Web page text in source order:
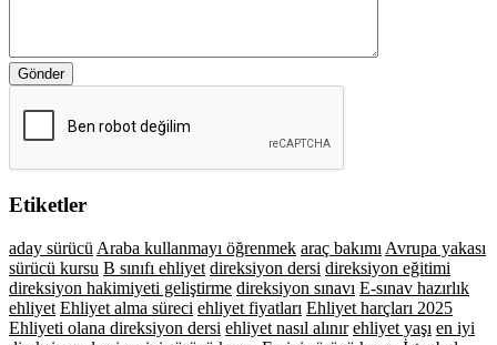
Gönder
Etiketler
aday sürücü Araba kullanmayı öğrenmek araç bakımı Avrupa yakası
sürücü kursu B sınıfı ehliyet direksiyon dersi direksiyon eğitimi
direksiyon hakimiyeti geliştirme direksiyon sınavı E-sınav hazırlık
ehliyet Ehliyet alma süreci ehliyet fiyatları Ehliyet harçları 2025
Ehliyeti olana direksiyon dersi ehliyet nasıl alınır ehliyet yaşı en iyi